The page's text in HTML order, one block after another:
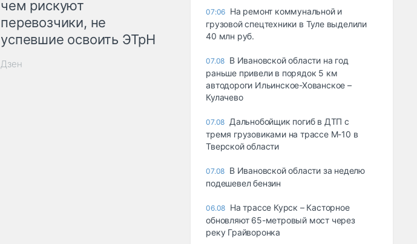
чем рискуют
перевозчики, не
успевшие освоить ЭТрН
Дзен
07:06 На ремонт коммунальной и
грузовой спецтехники в Туле выделили
40 млн руб.
07.08 В Ивановской области на год
раньше привели в порядок 5 км
автодороги Ильинское-Хованское –
Кулачево
07.08 Дальнобойщик погиб в ДТП с
тремя грузовиками на трассе М-10 в
Тверской области
07.08 В Ивановской области за неделю
подешевел бензин
06.08 На трассе Курск – Касторное
обновляют 65-метровый мост через
реку Грайворонка